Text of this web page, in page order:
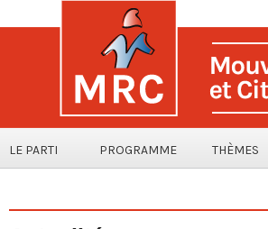
LE PARTI PROGRAMME THÈMES